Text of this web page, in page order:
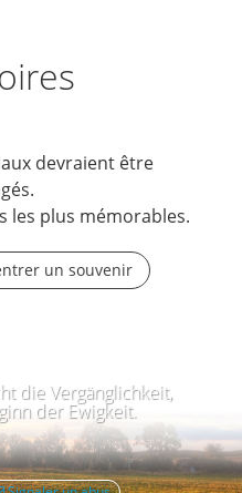
devraient être
les plus mémorables.
un souvenir
die Vergänglichkeit,
der Ewigkeit.